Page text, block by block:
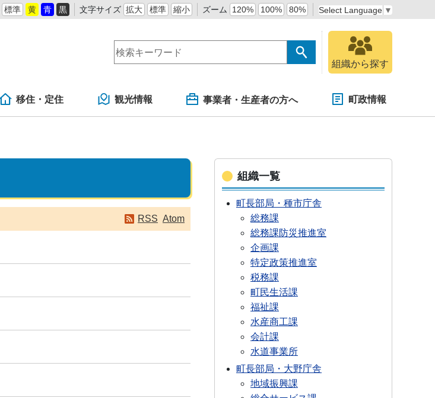
標準 黄 青 黒 文字サイズ 拡大 標準 縮小 ズーム 120% 100% 80% Select Language ▼
組織から探す
移住・定住 観光情報 事業者・生産者の方へ 町政情報
RSS Atom
組織一覧
町長部局・種市庁舎
総務課
総務課防災推進室
企画課
特定政策推進室
税務課
町民生活課
福祉課
水産商工課
会計課
水道事業所
町長部局・大野庁舎
地域振興課